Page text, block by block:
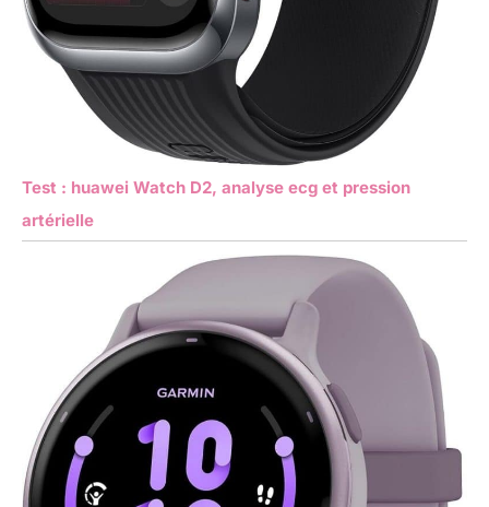
Test : huawei Watch D2, analyse ecg et pression
artérielle